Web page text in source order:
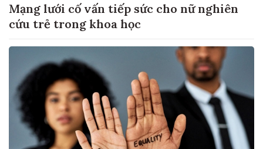
Mạng lưới cố vấn tiếp sức cho nữ nghiên
cứu trẻ trong khoa học